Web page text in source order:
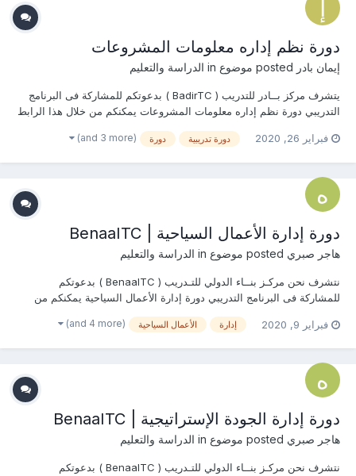
دورة نظم إداره معلومات المشروعات
إيمان بادر الدراسة والتعليم
يتشرف مركز بــادر للتدريب ( BadirTC ) بدعوتكم للمشاركة فى البرنامج
التدريبي دورة نظم إداره معلومات المشروعات يمكنكم من خلال هذا الرابط
التواصل معنا ... ــــــــــــــــــــــ جوال / واتساب : 009...
فبراير 26, 2020 دورة تدريبية دورة (and 3 more)
دورة إدارة الأعمال السياحية | BenaaITC
هاجر صبري الدراسة والتعليم
نتشرف نحن مركـز بنــاء الدولي للتـدريب ( BenaaITC ) بدعوتكم
للمشاركة فى البرنامج التدريبي دورة إدارة الأعمال السياحية يمكنكم من
وإرسال العرض المالي والفني الخاص بالبرنامج التدريبي المطلوب أو...
فبراير 9, 2020 إدارة الأعمال السياحية (and 4 more)
دورة إدارة الجودة الإستراتيجية | BenaaITC
هاجر صبري الدراسة والتعليم
نتشرف نحن مركـز بنــاء الدولي للتـدريب ( BenaaITC ) بدعوتكم